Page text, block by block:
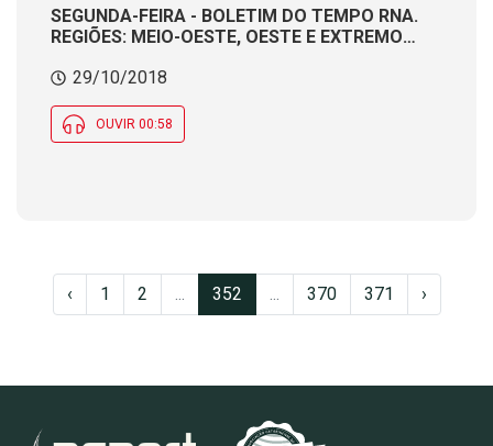
SEGUNDA-FEIRA - BOLETIM DO TEMPO RNA.
REGIÕES: MEIO-OESTE, OESTE E EXTREMO
Meteorologista CÁTIA BRAGA
29/10/2018
OUVIR 00:58
‹ 1 2 ... 352 ... 370 371 ›